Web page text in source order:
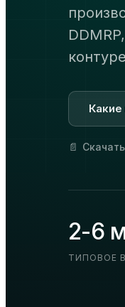
📄
2-6
ТИПОВОЕ